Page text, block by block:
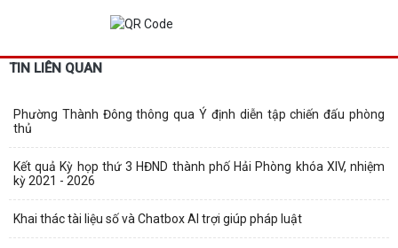
TIN LIÊN QUAN
Phường Thành Đông thông qua Ý định diễn tập chiến đấu phòng
thủ
Kết quả Kỳ họp thứ 3 HĐND thành phố Hải Phòng khóa XIV, nhiệm
kỳ 2021 - 2026
Khai thác tài liệu số và Chatbox AI trợi giúp pháp luật